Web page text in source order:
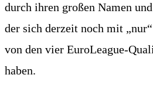
durch ihren großen Namen
der sich derzeit noch mit
von den vier EuroLeague-
haben.